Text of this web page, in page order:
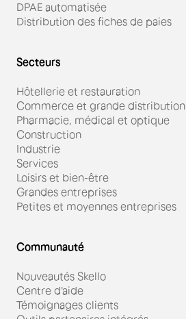
DPAE automatisée
Distribution des fiches de paies
Secteurs
Hôtellerie et restauration
Commerce et grande distribution
Pharmacie, médical et optique
Construction
Industrie
Services
Loisirs et bien-être
Grandes entreprises
Petites et moyennes entreprises
Communauté
Nouveautés Skello
Centre d'aide
Témoignages clients